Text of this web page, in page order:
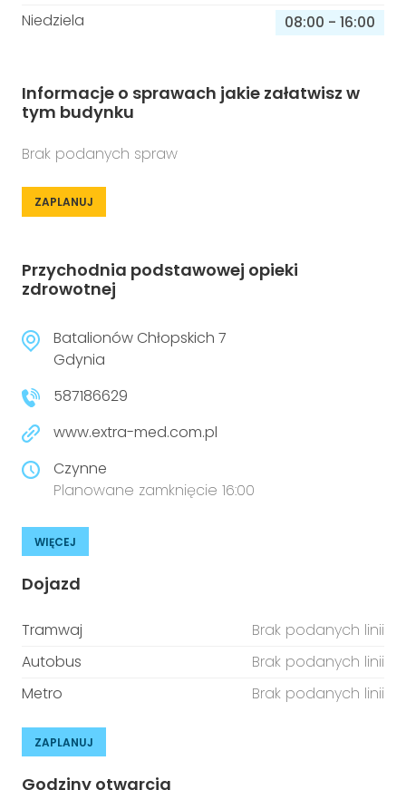
Niedziela
08:00 - 16:00
Informacje o sprawach jakie załatwisz w
tym budynku
Brak podanych spraw
ZAPLANUJ
Przychodnia podstawowej opieki
zdrowotnej
Batalionów Chłopskich 7
Gdynia
587186629
www.extra-med.com.pl
Czynne
Planowane zamknięcie 16:00
WIĘCEJ
Dojazd
Tramwaj
Brak podanych linii
Autobus
Brak podanych linii
Metro
Brak podanych linii
ZAPLANUJ
Godziny otwarcia